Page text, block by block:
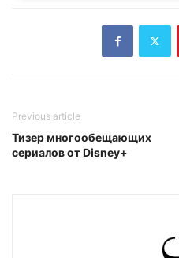
Previous article
Тизер многообещающих
сериалов от Disney+